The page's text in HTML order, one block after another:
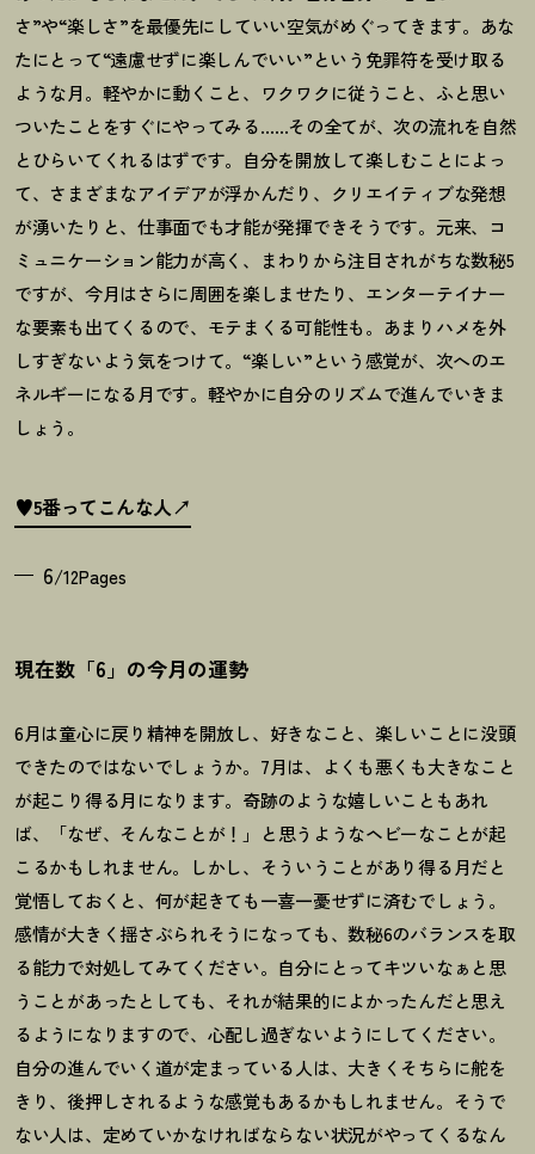
さ”や“楽しさ”を最優先にしていい空気がめぐってきます。あな
たにとって“遠慮せずに楽しんでいい”という免罪符を受け取る
ような月。軽やかに動くこと、ワクワクに従うこと、ふと思い
ついたことをすぐにやってみる……その全てが、次の流れを自然
とひらいてくれるはずです。自分を開放して楽しむことによっ
て、さまざまなアイデアが浮かんだり、クリエイティブな発想
が湧いたりと、仕事面でも才能が発揮できそうです。元来、コ
ミュニケーション能力が高く、まわりから注目されがちな数秘5
ですが、今月はさらに周囲を楽しませたり、エンターテイナー
な要素も出てくるので、モテまくる可能性も。あまりハメを外
しすぎないよう気をつけて。“楽しい”という感覚が、次へのエ
ネルギーになる月です。軽やかに自分のリズムで進んでいきま
しょう。
♥5番ってこんな人
6/12Pages
現在数「6」の今月の運勢
6月は童心に戻り精神を開放し、好きなこと、楽しいことに没頭
できたのではないでしょうか。 7月は、よくも悪くも大きなこと
が起こり得る月になります。奇跡のような嬉しいこともあれ
ば、「なぜ、そんなことが ！ 」と思うようなヘビーなことが起
こるかもしれません。しかし、そういうことがあり得る月だと
覚悟しておくと、何が起きても一喜一憂せずに済むでしょう。
感情が大きく揺さぶられそうになっても、数秘6のバランスを取
る能力で対処してみてください。自分にとってキツいなぁと思
うことがあったとしても、それが結果的によかったんだと思え
るようになりますので、心配し過ぎないようにしてください。
自分の進んでいく道が定まっている人は、大きくそちらに舵を
きり、後押しされるような感覚もあるかもしれません。そうで
ない人は、定めていかなければならない状況がやってくるなん